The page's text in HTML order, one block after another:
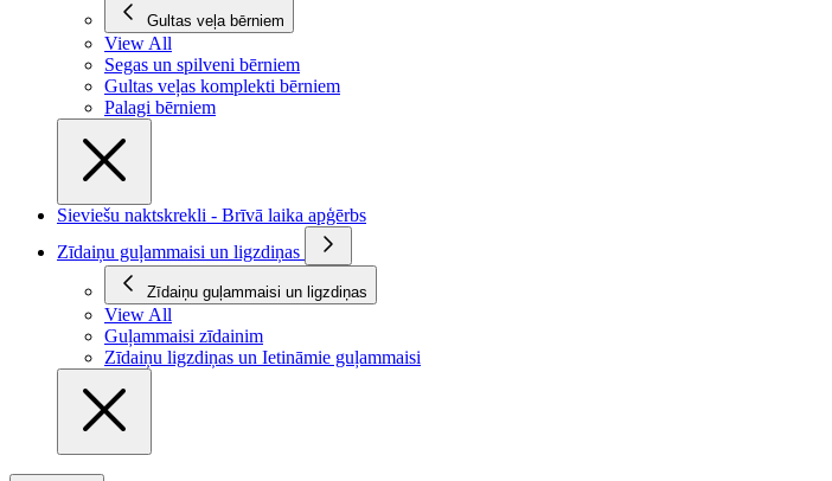
Gultas veļa bērniem
View All
Segas un spilveni bērniem
Gultas veļas komplekti bērniem
Palagi bērniem
Sieviešu naktskrekli - Brīvā laika apģērbs
Zīdaiņu guļammaisi un ligzdiņas
Zīdaiņu guļammaisi un ligzdiņas
View All
Guļammaisi zīdainim
Zīdaiņu ligzdiņas un Ietināmie guļammaisi